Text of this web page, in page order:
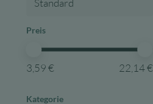
Preis
3,59 € 22,14 €
Kategorie